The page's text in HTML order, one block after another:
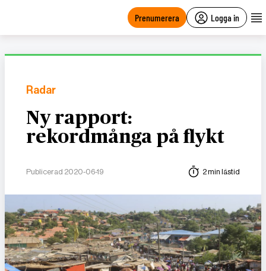
Prenumerera Logga in
Radar
Ny rapport:
rekordmånga på flykt
Publicerad 2020-06-19 2 min lästid